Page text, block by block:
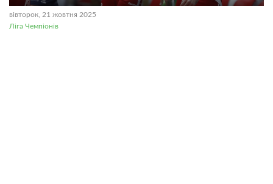
вівторок, 21 жовтня 2025
Ліга Чемпіонів